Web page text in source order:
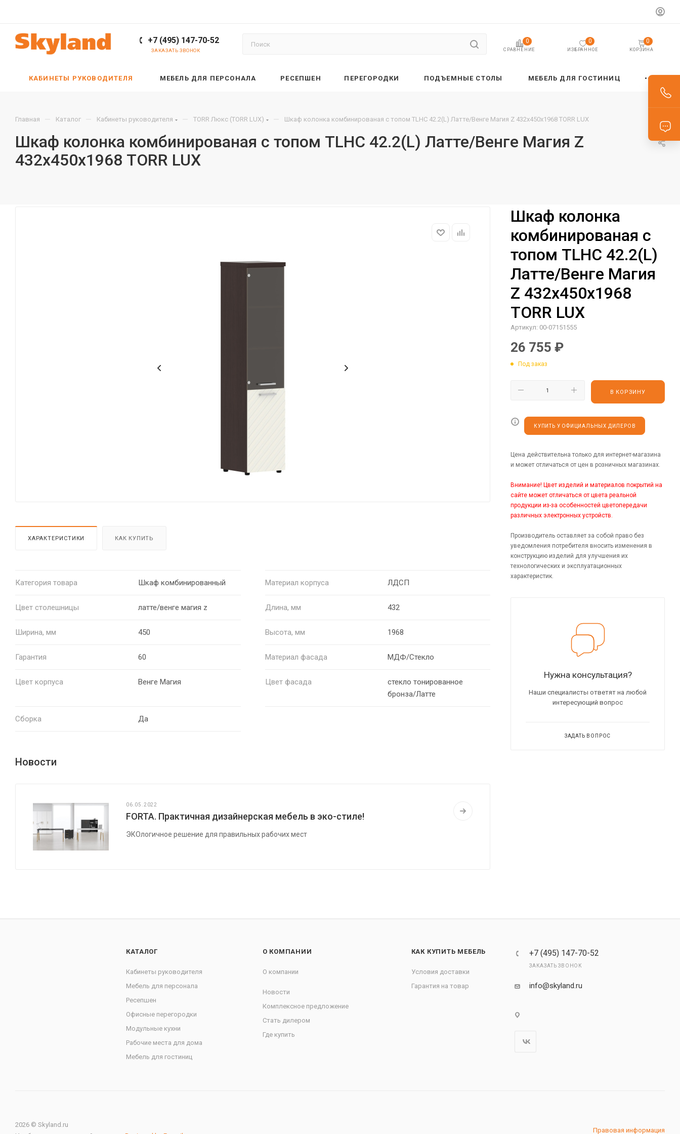
+7 (495) 147-70-52
ЗАКАЗАТЬ ЗВОНОК СРАВНЕНИЕ
0
ИЗБРАННОЕ
0
КОРЗИНА
0
КАБИНЕТЫ РУКОВОДИТЕЛЯ МЕБЕЛЬ ДЛЯ ПЕРСОНАЛА РЕСЕПШЕН ПЕРЕГОРОДКИ ПОДЪЕМНЫЕ СТОЛЫ МЕБЕЛЬ ДЛЯ ГОСТИНИЦ
Главная — Каталог — Кабинеты руководителя — TORR Люкс (TORR LUX) — Шкаф колонка комбинированая с топом TLHC 42.2(L) Латте/Венге Магия Z 432х450х1968 TORR LUX
Шкаф колонка комбинированая с топом TLHC 42.2(L) Латте/Венге Магия Z
432х450х1968 TORR LUX
ХАРАКТЕРИСТИКИ КАК КУПИТЬ
Категория товара Шкаф комбинированный Материал корпуса ЛДСП
Цвет столешницы латте/венге магия z Длина, мм 432
Ширина, мм 450 Высота, мм 1968
Гарантия 60 Материал фасада МДФ/Стекло
Цвет корпуса Венге Магия Цвет фасада
стекло тонированное
бронза/Латте
Сборка Да
Новости
06.05.2022
FORTA. Практичная дизайнерская мебель в эко-стиле!
ЭКОлогичное решение для правильных рабочих мест
Шкаф колонка
комбинированая с
топом TLHC 42.2(L)
Латте/Венге Магия
Z 432х450х1968
TORR LUX
Артикул: 00-07151555
26 755 ₽
Под заказ
В КОРЗИНУ
КУПИТЬ У ОФИЦИАЛЬНЫХ ДИЛЕРОВ
Цена действительна только для интернет-магазина
и может отличаться от цен в розничных магазинах.
Внимание! Цвет изделий и материалов покрытий на
сайте может отличаться от цвета реальной
продукции из-за особенностей цветопередачи
различных электронных устройств.
Производитель оставляет за собой право без
уведомления потребителя вносить изменения в
конструкцию изделий для улучшения их
технологических и эксплуатационных
характеристик.
Нужна консультация?
Наши специалисты ответят на любой
интересующий вопрос
ЗАДАТЬ ВОПРОС
КАТАЛОГ
Кабинеты руководителя
Мебель для персонала
Ресепшен
Офисные перегородки
Модульные кухни
Рабочие места для дома
Мебель для гостиниц
О КОМПАНИИ
О компании
Новости
Комплексное предложение
Стать дилером
Где купить
КАК КУПИТЬ МЕБЕЛЬ
Условия доставки
Гарантия на товар
+7 (495) 147-70-52
ЗАКАЗАТЬ ЗВОНОК
info@skyland.ru
2026 © Skyland.ru
Правовая информация